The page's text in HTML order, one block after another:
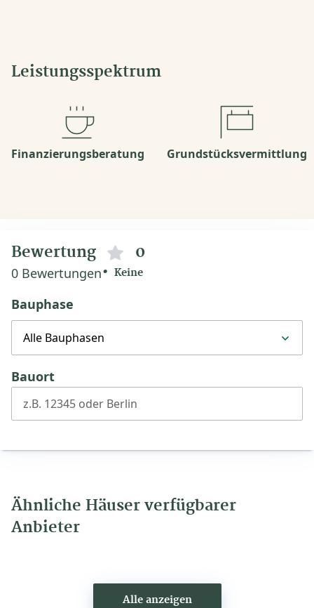
Leistungsspektrum
Finanzierungsberatung Grundstücksvermittlung
Bewertung 0
0 Bewertungen Keine
Bauphase
Alle Bauphasen
Bauort
z.B. 12345 oder Berlin
Ähnliche Häuser verfügbarer
Anbieter
Alle anzeigen